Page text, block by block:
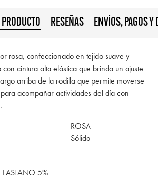
RESEÑAS ENVÍOS, PAGOS Y
rosa, confeccionado en tejido suave y
cintura alta elástica que brinda un ajuste
arriba de la rodilla que permite moverse
acompañar actividades del día con
ROSA
Sólido
5%